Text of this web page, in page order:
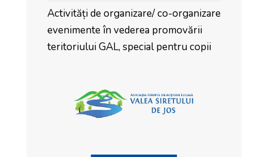
Activități de organizare/ co-organizare
evenimente în vederea promovării
teritoriului GAL, special pentru copii